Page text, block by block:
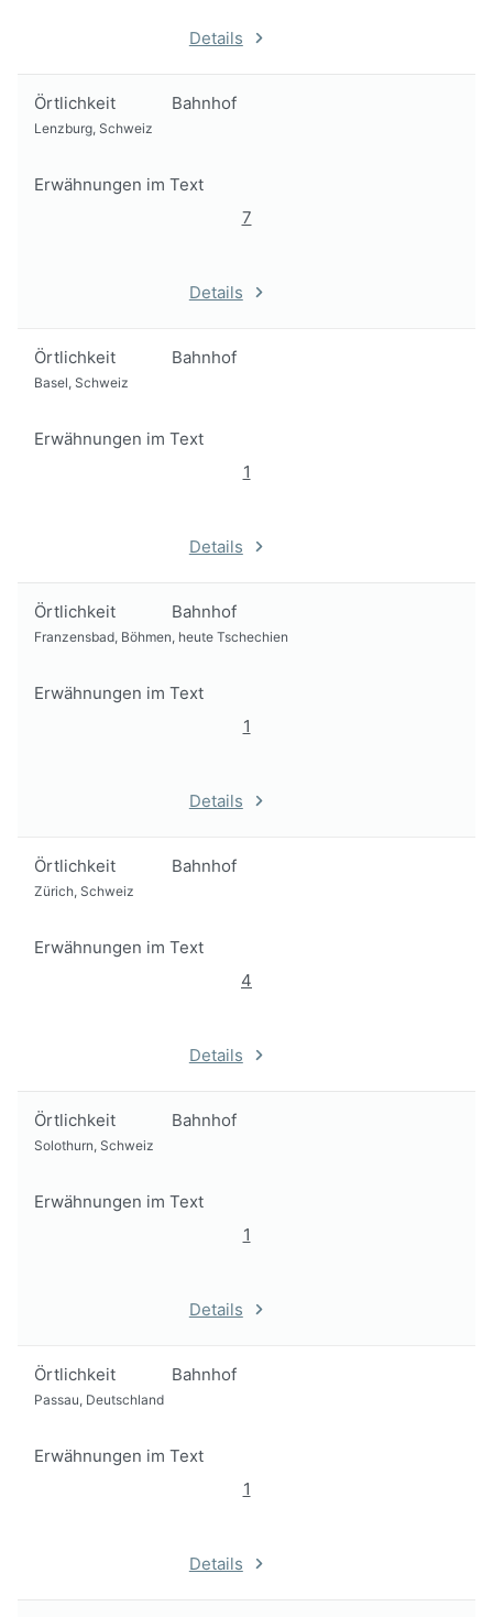
Details
Örtlichkeit Bahnhof
Lenzburg, Schweiz
Erwähnungen im Text
7
Details
Örtlichkeit Bahnhof
Basel, Schweiz
Erwähnungen im Text
1
Details
Örtlichkeit Bahnhof
Franzensbad, Böhmen, heute Tschechien
Erwähnungen im Text
1
Details
Örtlichkeit Bahnhof
Zürich, Schweiz
Erwähnungen im Text
4
Details
Örtlichkeit Bahnhof
Solothurn, Schweiz
Erwähnungen im Text
1
Details
Örtlichkeit Bahnhof
Passau, Deutschland
Erwähnungen im Text
1
Details